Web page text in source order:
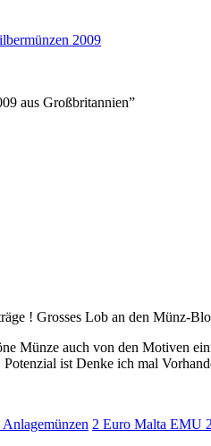
2009
aus Großbritannien”
! Grosses Lob an den Münz-
Münze auch von den Motiven
ist Denke ich mal
2 Euro Malta EMU